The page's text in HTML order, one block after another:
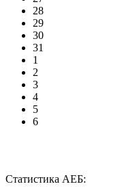
28
29
30
31
1
2
3
4
5
6
Статистика АЕБ: